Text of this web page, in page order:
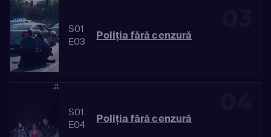
S01
E03
Poliția fără cenzură
S01
E04
Poliția fără cenzură